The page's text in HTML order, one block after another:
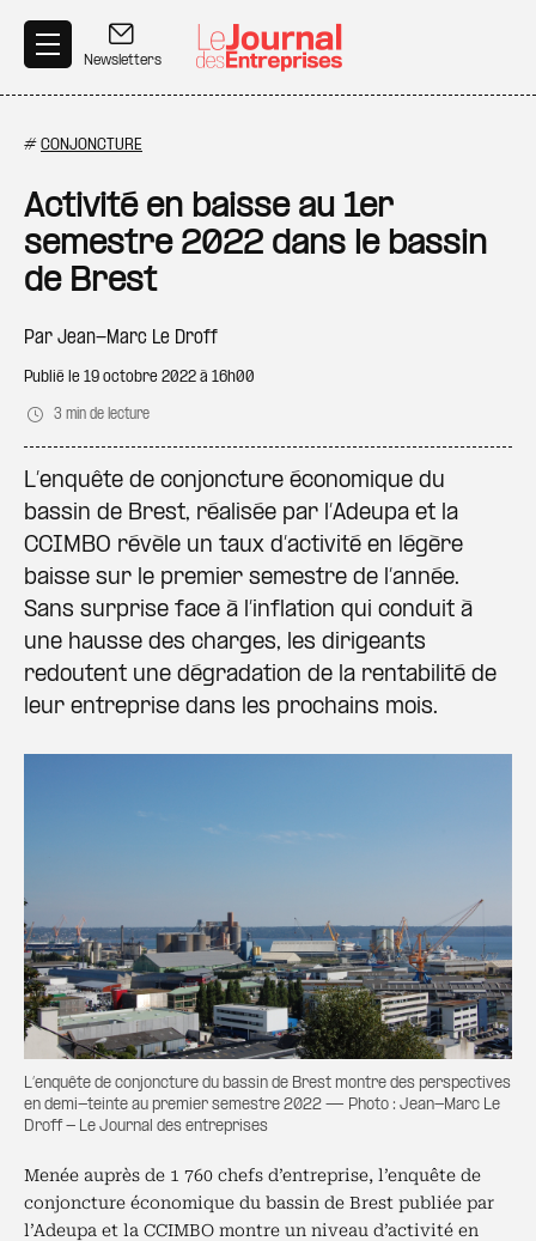
Newsletters
# CONJONCTURE
Activité en baisse au 1er
semestre 2022 dans le bassin
de Brest
Par Jean-Marc Le Droff
Publié le 19 octobre 2022 à 16h00
3 min de lecture
L’enquête de conjoncture économique du
bassin de Brest, réalisée par l’Adeupa et la
CCIMBO révèle un taux d’activité en légère
baisse sur le premier semestre de l’année.
Sans surprise face à l’inflation qui conduit à
une hausse des charges, les dirigeants
redoutent une dégradation de la rentabilité de
leur entreprise dans les prochains mois.
L’enquête de conjoncture du bassin de Brest montre des perspectives
en demi-teinte au premier semestre 2022 — Photo : Jean-Marc Le
Droff - Le Journal des entreprises
Menée auprès de 1 760 chefs d’entreprise, l’enquête de
conjoncture économique du bassin de Brest publiée par
l’Adeupa et la CCIMBO montre un niveau d’activité en